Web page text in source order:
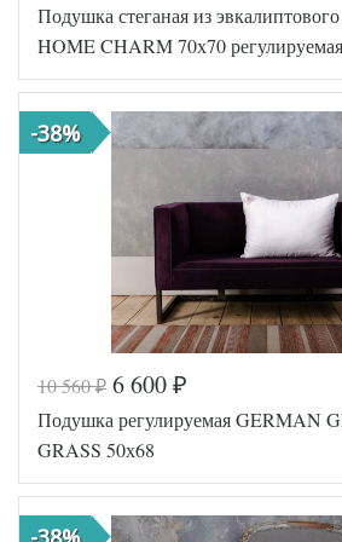
Артикул
HC-06700
Плотность
Регулируемая
подушки
70х70
Наполнитель
Силиконизированное
волокно
Ткань
Flaum Home (Россия)
Код товара
Артикул
HH-08700
Плотность
Регулируемая
подушки
70х70
Наполнитель
Полиэфирное
волокно
Подушка стеганая из
HOME CHARM 70х70 регулируемая
-38%
10 560₽ 6 600 ₽
Подушка регулируемая GERMAN
GRASS 50х68